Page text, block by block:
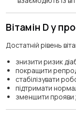
Вітамін D у
Достатній рівень
знизити ризик
покращити
стабілізувати
підтримати
зменшити прояви